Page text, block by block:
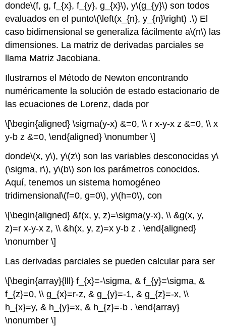
donde\(f, g, f_{x}, f_{y}, g_{x}\), y\(g_{y}\) son todos
evaluados en el punto\(\left(x_{n}, y_{n}\right) .\) El
caso bidimensional se generaliza fácilmente a\(n\) las
dimensiones. La matriz de derivadas parciales se
llama Matriz Jacobiana.
Ilustramos el Método de Newton encontrando
numéricamente la solución de estado estacionario de
las ecuaciones de Lorenz, dada por
\[\begin{aligned} \sigma(y-x) &=0, \\ r x-y-x z &=0, \\ x
y-b z &=0, \end{aligned} \nonumber \]
donde\(x, y\), y\(z\) son las variables desconocidas y\
(\sigma, r\), y\(b\) son los parámetros conocidos.
Aquí, tenemos un sistema homogéneo
tridimensional\(f=0, g=0\), y\(h=0\), con
\[\begin{aligned} &f(x, y, z)=\sigma(y-x), \\ &g(x, y,
z)=r x-y-x z, \\ &h(x, y, z)=x y-b z . \end{aligned}
\nonumber \]
Las derivadas parciales se pueden calcular para ser
\[\begin{array}{lll} f_{x}=-\sigma, & f_{y}=\sigma, &
f_{z}=0, \\ g_{x}=r-z, & g_{y}=-1, & g_{z}=-x, \\
h_{x}=y, & h_{y}=x, & h_{z}=-b . \end{array}
\nonumber \]